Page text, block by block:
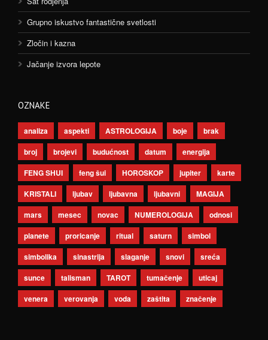
Grupno iskustvo fantastične svetlosti
Zločin i kazna
Jačanje izvora lepote
OZNAKE
analiza aspekti ASTROLOGIJA boje
brak
broj
brojevi budućnost datum
energija
FENG SHUI
feng šui HOROSKOP jupiter
karte
KRISTALI
ljubav ljubavna ljubavni
MAGIJA
mars
mesec novac NUMEROLOGIJA
odnosi
planete
proricanje ritual saturn
simbol
simbolika
sinastrija slaganje snovi
sreća
sunce
talisman TAROT tumačenje
uticaj
venera
verovanja voda zaštita značenje